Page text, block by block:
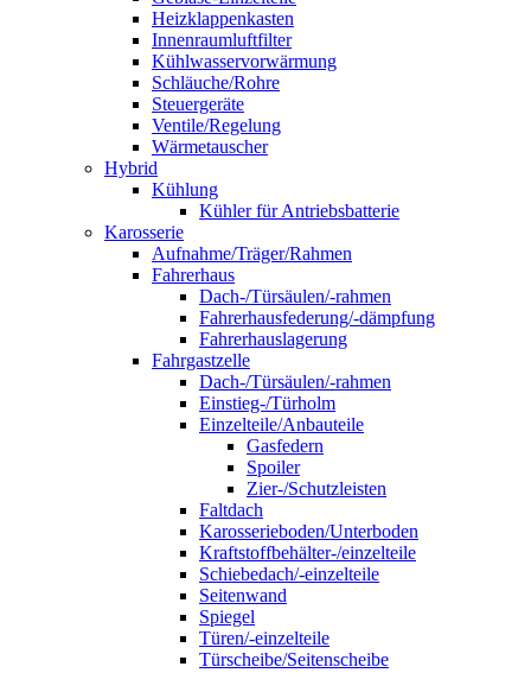
Heizklappenkasten
Innenraumluftfilter
Kühlwasservorwärmung
Schläuche/Rohre
Steuergeräte
Ventile/Regelung
Wärmetauscher
Hybrid
Kühlung
Kühler für Antriebsbatterie
Karosserie
Aufnahme/Träger/Rahmen
Fahrerhaus
Dach-/Türsäulen/-rahmen
Fahrerhausfederung/-dämpfung
Fahrerhauslagerung
Fahrgastzelle
Dach-/Türsäulen/-rahmen
Einstieg-/Türholm
Einzelteile/Anbauteile
Gasfedern
Spoiler
Zier-/Schutzleisten
Faltdach
Karosserieboden/Unterboden
Kraftstoffbehälter-/einzelteile
Schiebedach/-einzelteile
Seitenwand
Spiegel
Türen/-einzelteile
Türscheibe/Seitenscheibe